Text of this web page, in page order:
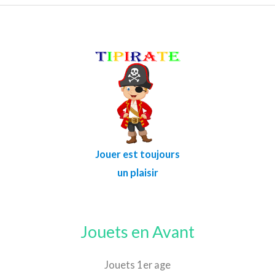
Jouer est toujours
un plaisir
Jouets en Avant
Jouets 1er age